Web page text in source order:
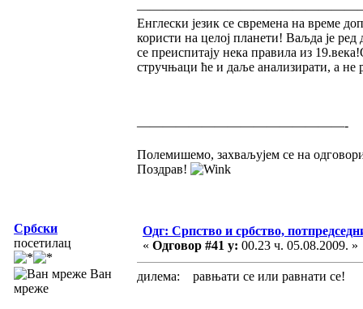
Енглески језик се свремена на време
користи на целој планети! Ваљда је
се преиспитају нека правила из
стручњаци ће и даље анализирати, а не
————————————————-
Полемишемо, захваљујем се на
Поздрав!
Србски
посетилац
Ван
мреже
Одг: Српство и србство,
« Одговор #41 у: 00.23 ч. 05.08.2009. »
дилема: равњати се или равнати се!